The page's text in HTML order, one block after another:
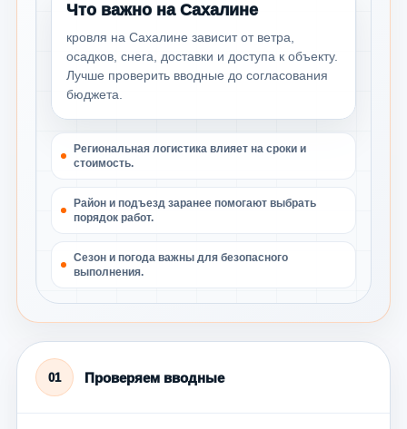
Что важно на Сахалине
кровля на Сахалине зависит от ветра,
осадков, снега, доставки и доступа к объекту.
Лучше проверить вводные до согласования
бюджета.
Региональная логистика влияет на сроки и
стоимость.
Район и подъезд заранее помогают выбрать
порядок работ.
Сезон и погода важны для безопасного
выполнения.
01 Проверяем вводные